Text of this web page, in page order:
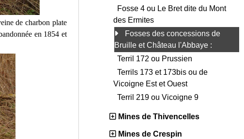
de charbon plate
en 1854 et
Fosse 4 ou Le Bret dite du Mont
des Ermites
Fosses des concessions de
Bruille et Château l'Abbaye :
Terril 172 ou Prussien
Terrils 173 et 173bis ou de
Vicoigne Est et Ouest
Terril 219 ou Vicoigne 9
Mines de Thivencelles
Mines de Crespin